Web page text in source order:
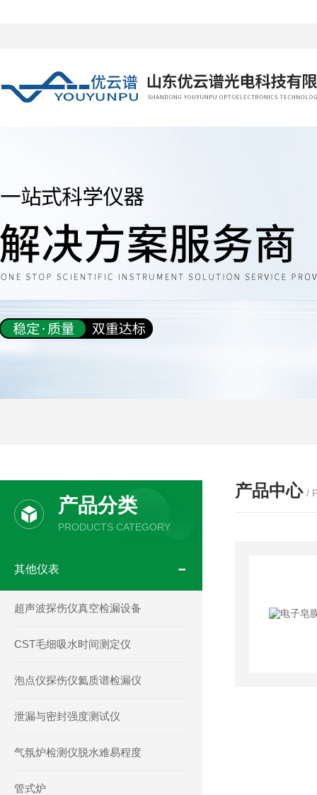
产品分类
PRODUCTS CATEGORY
其他仪表
超声波探伤仪真空检漏设备
CST毛细吸水时间测定仪
泡点仪探伤仪氦质谱检漏仪
泄漏与密封强度测试仪
气氛炉检测仪脱水难易程度
管式炉
产品中心 /